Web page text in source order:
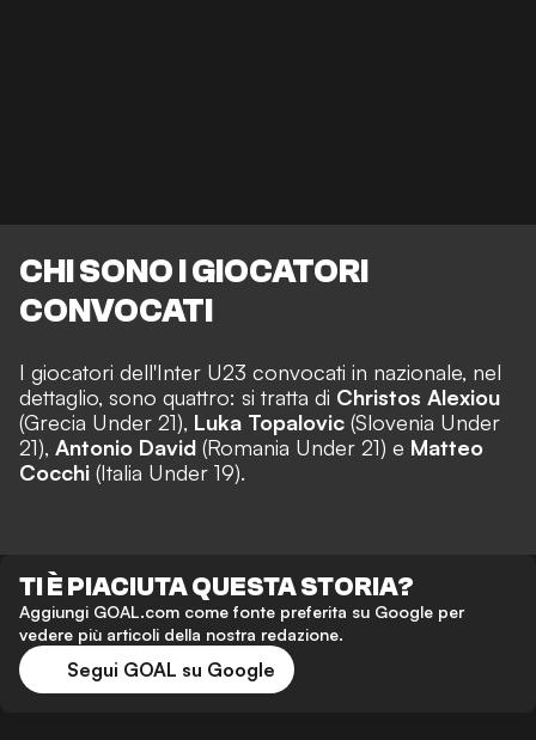
CHI SONO I GIOCATORI
CONVOCATI
I giocatori dell'Inter U23 convocati in nazionale, nel
dettaglio, sono quattro: si tratta di Christos Alexiou
(Grecia Under 21), Luka Topalovic (Slovenia Under
21), Antonio David (Romania Under 21) e Matteo
Cocchi (Italia Under 19).
TI È PIACIUTA QUESTA STORIA?
Aggiungi GOAL.com come fonte preferita su Google per
vedere più articoli della nostra redazione.
Segui GOAL su Google